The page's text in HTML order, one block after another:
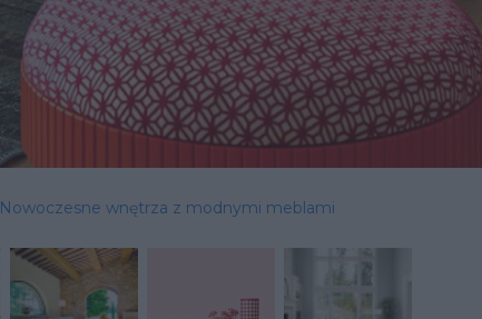
Nowoczesne wnętrza z modnymi meblami